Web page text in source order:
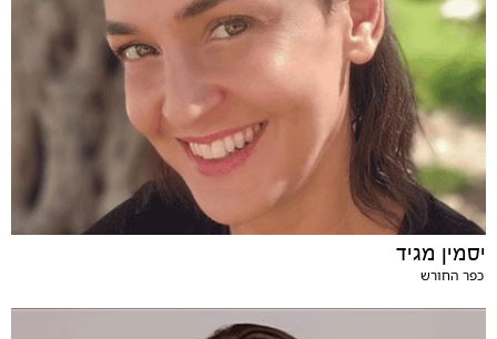
יסמין מגיד
כפר החורש